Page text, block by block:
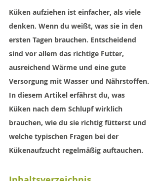
Küken aufziehen ist einfacher, als viele
denken. Wenn du weißt, was sie in den
ersten Tagen brauchen. Entscheidend
sind vor allem das richtige Futter,
ausreichend Wärme und eine gute
Versorgung mit Wasser und Nährstoffen.
In diesem Artikel erfährst du, was
Küken nach dem Schlupf wirklich
brauchen, wie du sie richtig fütterst und
welche typischen Fragen bei der
Kükenaufzucht regelmäßig auftauchen.